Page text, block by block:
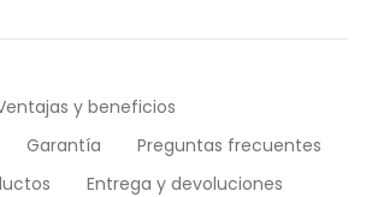
y beneficios
Garantía
Preguntas frecuentes
Entrega y devoluciones